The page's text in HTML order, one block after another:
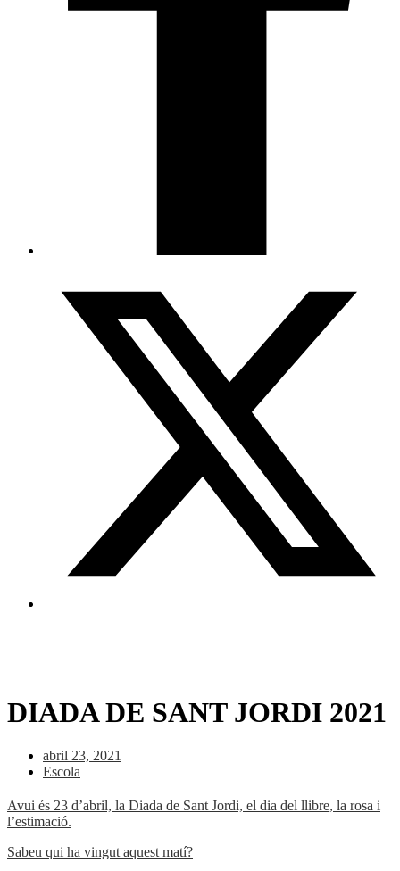
DIADA DE SANT JORDI 2021
abril 23, 2021
Escola
Avui és 23 d’abril, la Diada de Sant Jordi, el dia del llibre, la rosa i
l’estimació.
Sabeu qui ha vingut aquest matí?